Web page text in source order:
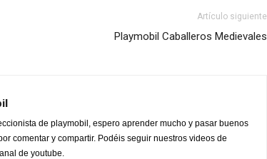
Artículo siguiente
Playmobil Caballeros Medievales
de playmobil, espero aprender mucho y pasar buenos
comentar y compartir. Podéis seguir nuestros videos de
de youtube.